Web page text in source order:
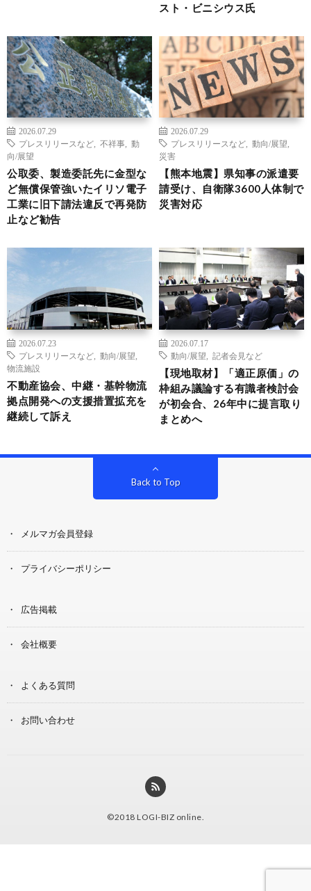
スト・ビニシウス氏
2026.07.29
プレスリリースなど
不祥事
動
向/展望
公取委、製造委託先に金型な
ど無償保管強いたイリソ電子
工業に旧下請法違反で再発防
止など勧告
2026.07.29
プレスリリースなど
動向/展望
災害
【熊本地震】県知事の派遣要
請受け、自衛隊3600人体制で
災害対応
2026.07.23
プレスリリースなど
動向/展望
物流施設
不動産協会、中継・基幹物流
拠点開発への支援措置拡充を
継続して訴え
2026.07.17
動向/展望
記者会見など
【現地取材】「適正原価」の
枠組み議論する有識者検討会
が初会合、26年中に提言取り
まとめへ
Back to Top
メルマガ会員登録
プライバシーポリシー
広告掲載
会社概要
よくある質問
お問い合わせ
©2018 LOGI-BIZ online